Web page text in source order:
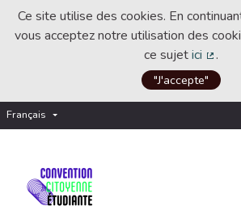
Ce site utilise des cookies. En
vous acceptez notre utilisation des
ce sujetici
(Lien
.
"J'accepte"
Français Choisir la langue